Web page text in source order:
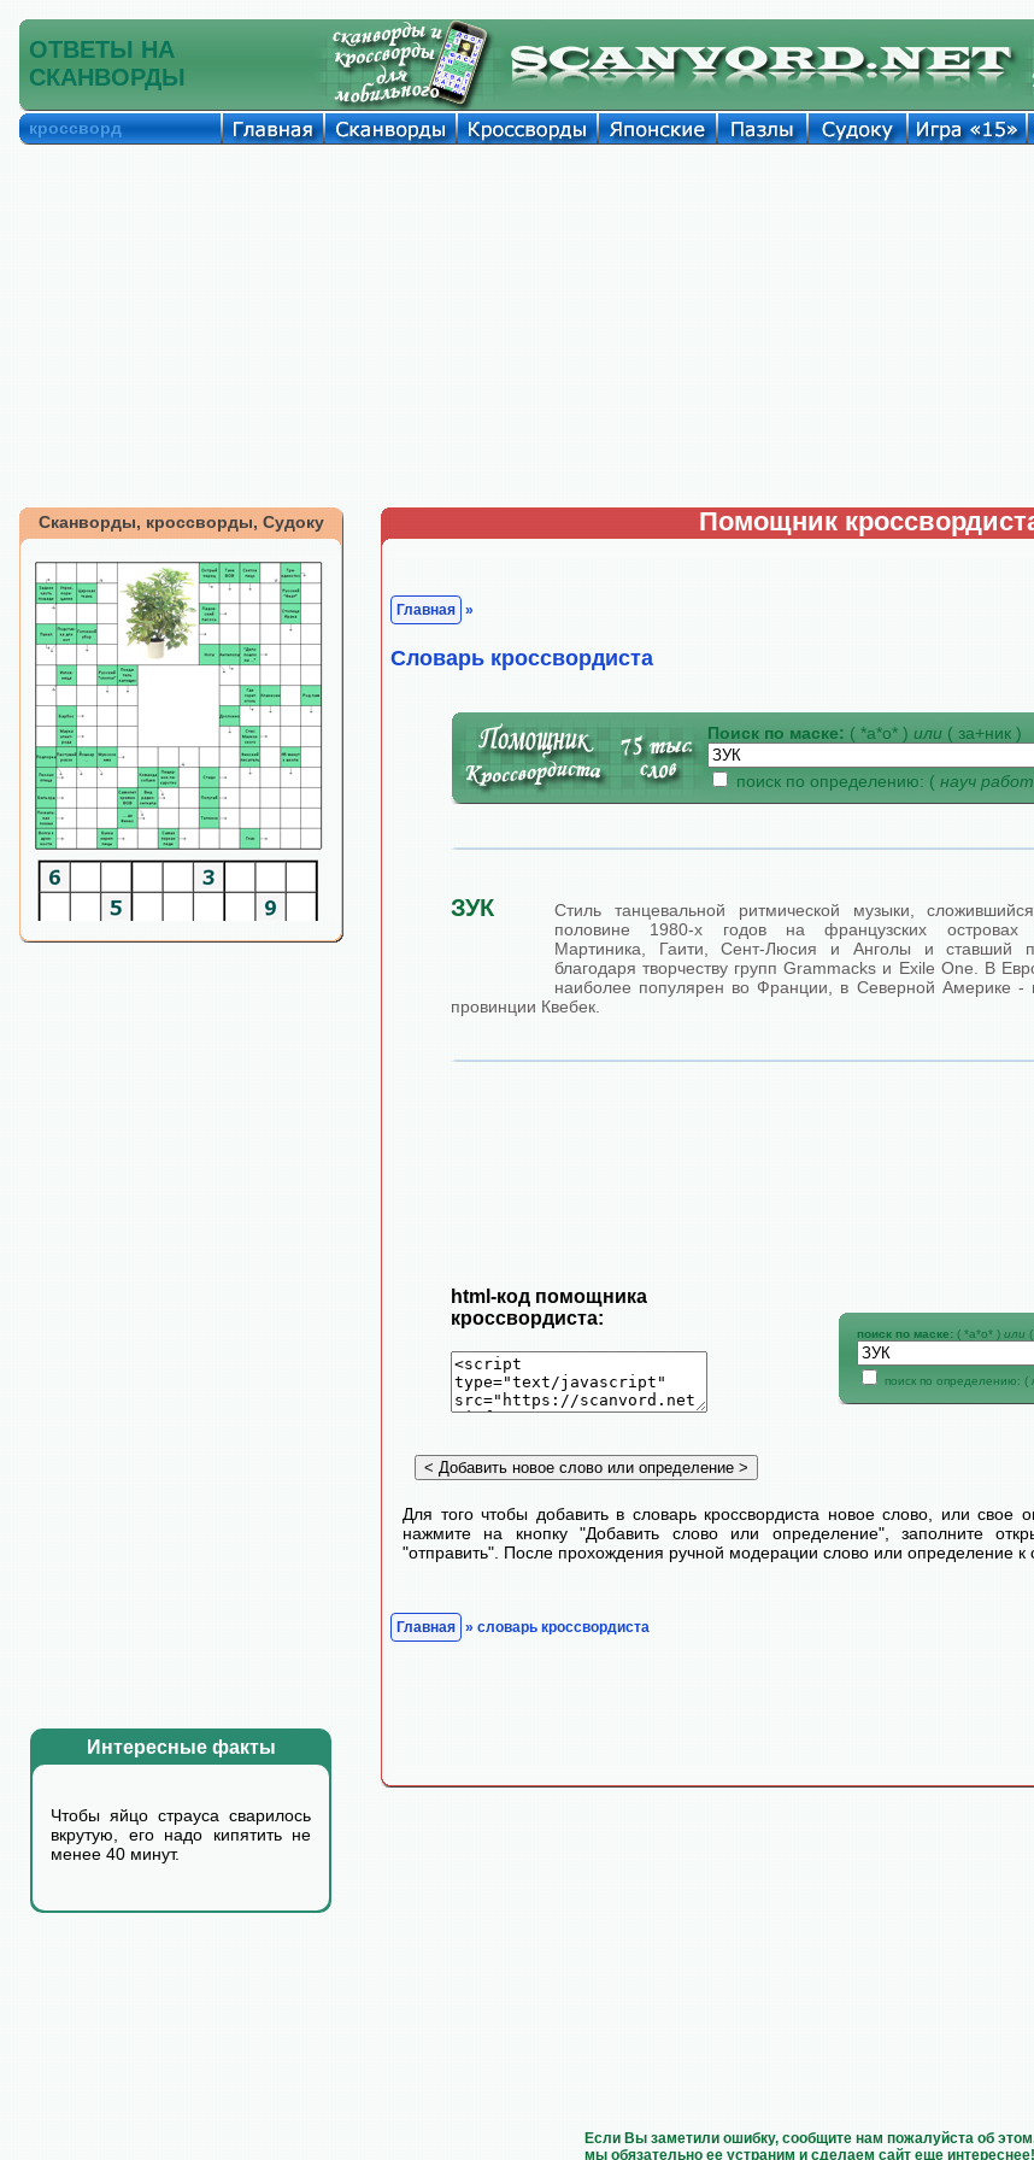
ОТВЕТЫ НА
СКАНВОРДЫ
кроссворд
Сканворды, кроссворды, Судоку
Интересные факты
Чтобы яйцо страуса сварилось
вкрутую, его надо кипятить не
менее 40 минут.
Помощник
Главная »
Cловарь кроссвордиста
Поиск по маске: ( *а*о* ) или ( за+ник )
поиск по определению: ( науч работ
ЗУК
Стиль танцевальной ритмической музыки,
половине 1980-х годов на французских островах
Мартиника, Гаити, Сент-Люсия и Анголы и ставший
благодаря творчеству групп Grammacks и Exile One. В
наиболее популярен во Франции, в Северной Америке -
провинции Квебек.
html-код помощника
кроссвордиста:
поиск по маске: ( *а*о* ) или
поиск по определению: (
Для того чтобы добавить в словарь кроссвордиста новое слово, или свое
нажмите на кнопку "Добавить слово или определение", заполните
"отправить". После прохождения ручной модерации слово или определение к
Главная » словарь кроссвордиста
Если Вы заметили ошибку, сообщите нам пожалуйста об
мы обязательно ее устраним и сделаем сайт еще интереснее!